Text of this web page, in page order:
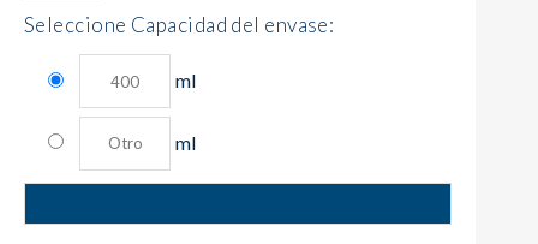
Seleccione Capacidad del envase:
ml
ml